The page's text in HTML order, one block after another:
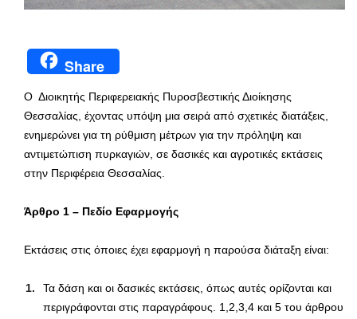
Share
Ο Διοικητής Περιφερειακής Πυροσβεστικής Διοίκησης
Θεσσαλίας, έχοντας υπόψη μια σειρά από σχετικές διατάξεις,
ενημερώνει για τη ρύθμιση μέτρων για την πρόληψη και
αντιμετώπιση πυρκαγιών, σε δασικές και αγροτικές εκτάσεις
στην Περιφέρεια Θεσσαλίας.
Άρθρο 1 – Πεδίο Εφαρμογής
Εκτάσεις στις όποιες έχει εφαρμογή η παρούσα διάταξη είναι:
Τα δάση και οι δασικές εκτάσεις, όπως αυτές ορίζονται και
περιγράφονται στις παραγράφους. 1,2,3,4 και 5 του άρθρου